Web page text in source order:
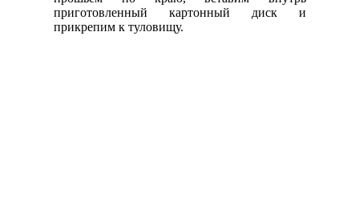
приготовленный картонный диск и
прикрепим к туловищу.